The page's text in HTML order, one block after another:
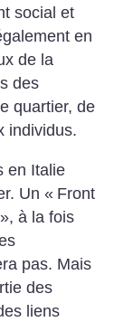
social et
en
de la
des
quartier, de
individus.
en Italie
Un « Front
», à la fois
pas. Mais
des
liens